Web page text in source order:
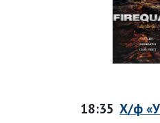
18:35 Х/ф